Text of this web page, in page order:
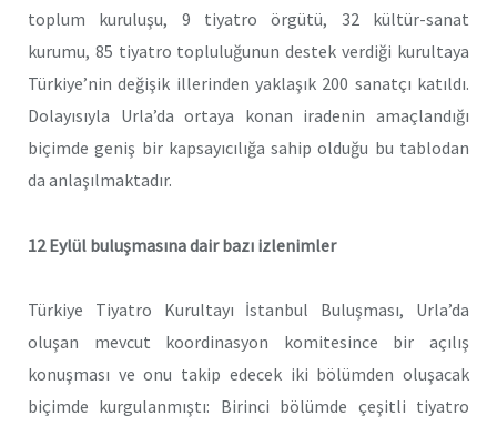
toplum kuruluşu, 9 tiyatro örgütü, 32 kültür-sanat
kurumu, 85 tiyatro topluluğunun destek verdiği kurultaya
Türkiye’nin değişik illerinden yaklaşık 200 sanatçı katıldı.
Dolayısıyla Urla’da ortaya konan iradenin amaçlandığı
biçimde geniş bir kapsayıcılığa sahip olduğu bu tablodan
da anlaşılmaktadır.
12 Eylül buluşmasına dair bazı izlenimler
Türkiye Tiyatro Kurultayı İstanbul Buluşması, Urla’da
oluşan mevcut koordinasyon komitesince bir açılış
konuşması ve onu takip edecek iki bölümden oluşacak
biçimde kurgulanmıştı: Birinci bölümde çeşitli tiyatro